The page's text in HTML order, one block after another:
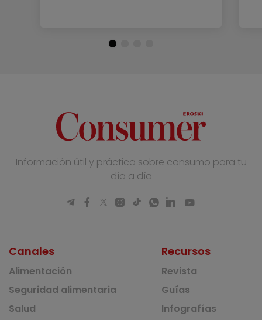
Información útil y práctica sobre consumo para tu
día a día
Canales
Alimentación
Seguridad alimentaria
Salud
Recursos
Revista
Guías
Infografías